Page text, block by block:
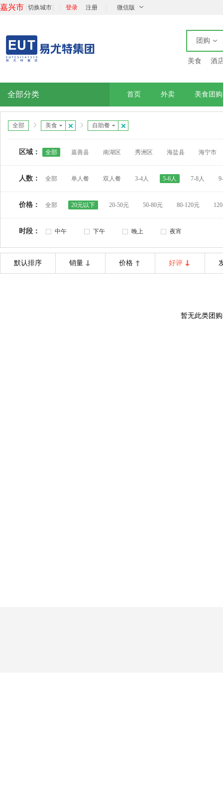
嘉兴市 切换城市 登录 注册 微信版
团购
美食 酒
全部分类 首页 外卖 美食团购
全部 美食 自助餐
区域： 全部 嘉善县 南湖区 秀洲区 海盐县 海宁市
人数： 全部 单人餐 双人餐 3-4人 5-6人 7-8人
价格： 全部 20元以下 20-50元 50-80元 80-120元
时段： 中午 下午 晚上 夜宵
默认排序 销量 价格 好评
暂无此类团